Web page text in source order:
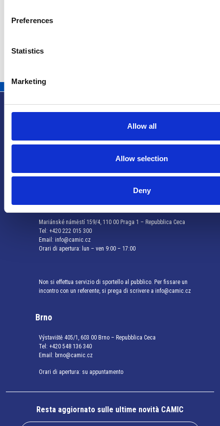
Preferences
Statistics
Marketing
Allow all
Allow selection
Deny
Repubblica Ceca
Info utili
Mariánské náměstí 159/4, 110 00 Praga 1 – Repubblica Ceca
Tel: +420 222 015 300
Email: info@camic.cz
Orari di apertura: lun – ven 9:00 – 17:00
Non si effettua servizio di sportello al pubblico. Per fissare un
incontro con un referente, si prega di scrivere a info@camic.cz
Brno
Výstaviště 405/1, 603 00 Brno – Repubblica Ceca
Tel: +420 548 136 340
Email: brno@camic.cz
Orari di apertura: su appuntamento
Resta aggiornato sulle ultime novità CAMIC